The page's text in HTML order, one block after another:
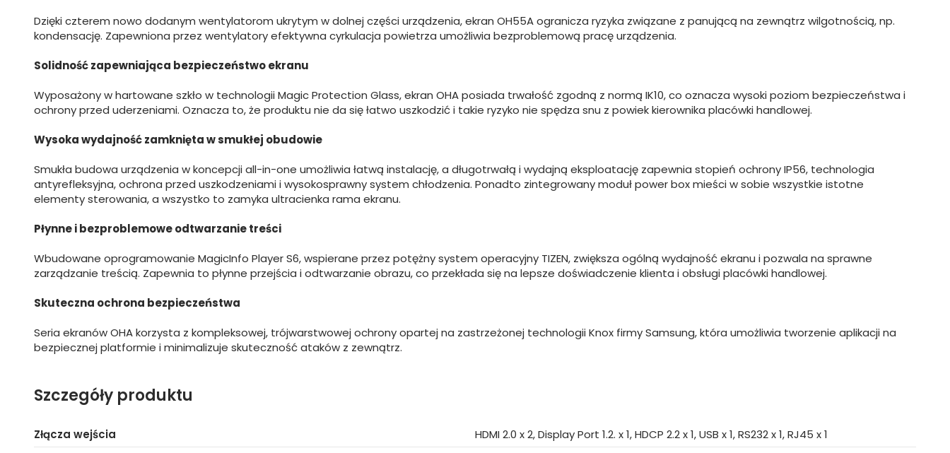
Dzięki czterem nowo dodanym wentylatorom ukrytym w dolnej części urządzenia, ekran OH55A ogranicza ryzyka związane z panującą na zewnątrz wilgotnością, np.
kondensację. Zapewniona przez wentylatory efektywna cyrkulacja powietrza umożliwia bezproblemową pracę urządzenia.
Solidność zapewniająca bezpieczeństwo ekranu
Wyposażony w hartowane szkło w technologii Magic Protection Glass, ekran OHA posiada trwałość zgodną z normą IK10, co oznacza wysoki poziom bezpieczeństwa i
ochrony przed uderzeniami. Oznacza to, że produktu nie da się łatwo uszkodzić i takie ryzyko nie spędza snu z powiek kierownika placówki handlowej.
Wysoka wydajność zamknięta w smukłej obudowie
Smukła budowa urządzenia w koncepcji all-in-one umożliwia łatwą instalację, a długotrwałą i wydajną eksploatację zapewnia stopień ochrony IP56, technologia
antyrefleksyjna, ochrona przed uszkodzeniami i wysokosprawny system chłodzenia. Ponadto zintegrowany moduł power box mieści w sobie wszystkie istotne
elementy sterowania, a wszystko to zamyka ultracienka rama ekranu.
Płynne i bezproblemowe odtwarzanie treści
Wbudowane oprogramowanie MagicInfo Player S6, wspierane przez potężny system operacyjny TIZEN, zwiększa ogólną wydajność ekranu i pozwala na sprawne
zarządzanie treścią. Zapewnia to płynne przejścia i odtwarzanie obrazu, co przekłada się na lepsze doświadczenie klienta i obsługi placówki handlowej.
Skuteczna ochrona bezpieczeństwa
Seria ekranów OHA korzysta z kompleksowej, trójwarstwowej ochrony opartej na zastrzeżonej technologii Knox firmy Samsung, która umożliwia tworzenie aplikacji na
bezpiecznej platformie i minimalizuje skuteczność ataków z zewnątrz.
Szczegóły produktu
Złącza wejścia
HDMI 2.0 x 2, Display Port 1.2. x 1, HDCP 2.2 x 1, USB x 1, RS232 x 1, RJ45 x 1